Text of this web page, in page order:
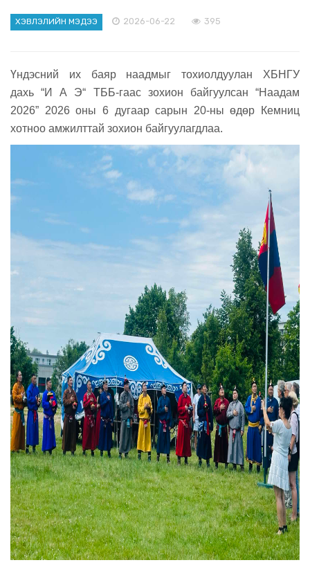
ХЭВЛЭЛИЙН МЭДЭЭ 2026-06-22 395
Үндэсний их баяр наадмыг тохиолдуулан ХБНГУ
дахь “И А Э“ ТББ-гаас зохион байгуулсан “Наадам
2026” 2026 оны 6 дугаар сарын 20-ны өдөр Кемниц
хотноо амжилттай зохион байгуулагдлаа.